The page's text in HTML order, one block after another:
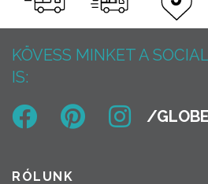
KÖVESS MINKET A
IS:
RÓLUNK